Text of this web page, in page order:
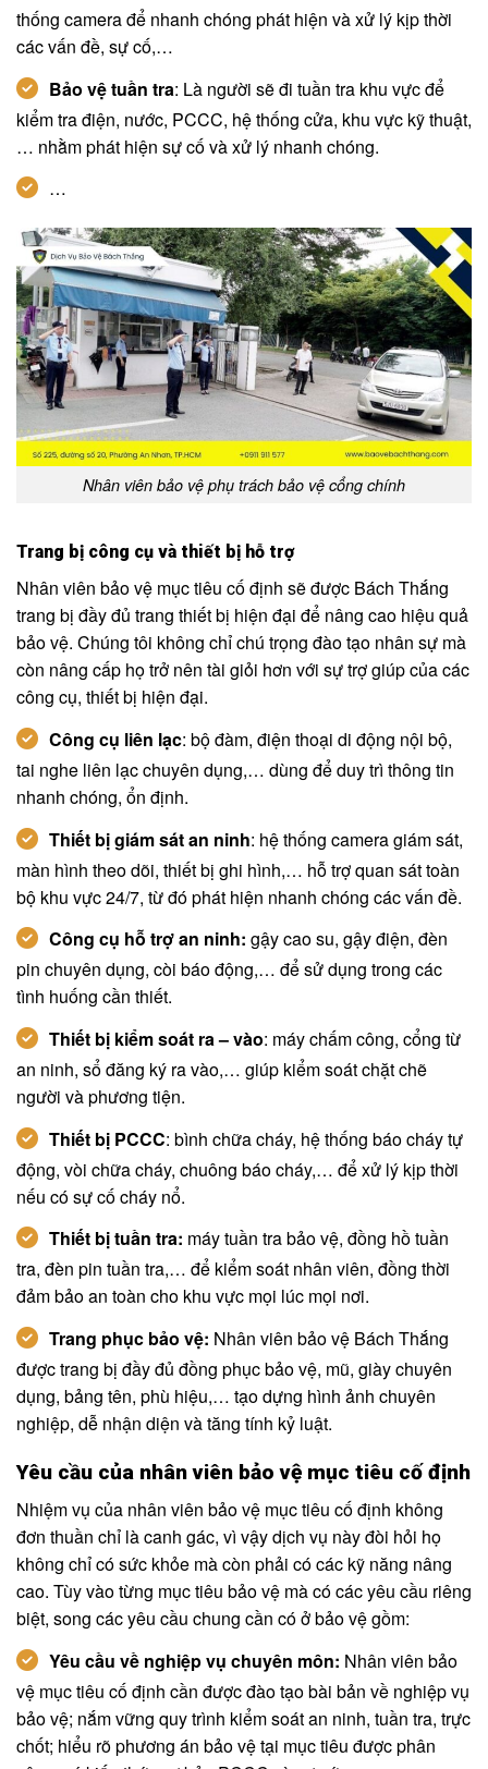
thống camera để nhanh chóng phát hiện và xử lý kịp thời
các vấn đề, sự cố,…
Bảo vệ tuần tra: Là người sẽ đi tuần tra khu vực để
kiểm tra điện, nước, PCCC, hệ thống cửa, khu vực kỹ thuật,
… nhằm phát hiện sự cố và xử lý nhanh chóng.
…
Nhân viên bảo vệ phụ trách bảo vệ cổng chính
Trang bị công cụ và thiết bị hỗ trợ
Nhân viên bảo vệ mục tiêu cố định sẽ được Bách Thắng
trang bị đầy đủ trang thiết bị hiện đại để nâng cao hiệu quả
bảo vệ. Chúng tôi không chỉ chú trọng đào tạo nhân sự mà
còn nâng cấp họ trở nên tài giỏi hơn với sự trợ giúp của các
công cụ, thiết bị hiện đại.
Công cụ liên lạc: bộ đàm, điện thoại di động nội bộ,
tai nghe liên lạc chuyên dụng,… dùng để duy trì thông tin
nhanh chóng, ổn định.
Thiết bị giám sát an ninh: hệ thống camera giám sát,
màn hình theo dõi, thiết bị ghi hình,… hỗ trợ quan sát toàn
bộ khu vực 24/7, từ đó phát hiện nhanh chóng các vấn đề.
Công cụ hỗ trợ an ninh: gậy cao su, gậy điện, đèn
pin chuyên dụng, còi báo động,… để sử dụng trong các
tình huống cần thiết.
Thiết bị kiểm soát ra – vào: máy chấm công, cổng từ
an ninh, sổ đăng ký ra vào,… giúp kiểm soát chặt chẽ
người và phương tiện.
Thiết bị PCCC: bình chữa cháy, hệ thống báo cháy tự
động, vòi chữa cháy, chuông báo cháy,… để xử lý kịp thời
nếu có sự cố cháy nổ.
Thiết bị tuần tra: máy tuần tra bảo vệ, đồng hồ tuần
tra, đèn pin tuần tra,… để kiểm soát nhân viên, đồng thời
đảm bảo an toàn cho khu vực mọi lúc mọi nơi.
Trang phục bảo vệ: Nhân viên bảo vệ Bách Thắng
được trang bị đầy đủ đồng phục bảo vệ, mũ, giày chuyên
dụng, bảng tên, phù hiệu,… tạo dựng hình ảnh chuyên
nghiệp, dễ nhận diện và tăng tính kỷ luật.
Yêu cầu của nhân viên bảo vệ mục tiêu cố định
Nhiệm vụ của nhân viên bảo vệ mục tiêu cố định không
đơn thuần chỉ là canh gác, vì vậy dịch vụ này đòi hỏi họ
không chỉ có sức khỏe mà còn phải có các kỹ năng nâng
cao. Tùy vào từng mục tiêu bảo vệ mà có các yêu cầu riêng
biệt, song các yêu cầu chung cần có ở bảo vệ gồm:
Yêu cầu về nghiệp vụ chuyên môn: Nhân viên bảo
vệ mục tiêu cố định cần được đào tạo bài bản về nghiệp vụ
bảo vệ; nắm vững quy trình kiểm soát an ninh, tuần tra, trực
chốt; hiểu rõ phương án bảo vệ tại mục tiêu được phân